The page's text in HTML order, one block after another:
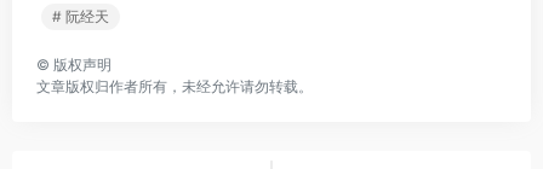
# 阮经天
© 版权声明
文章版权归作者所有，未经允许请勿转载。